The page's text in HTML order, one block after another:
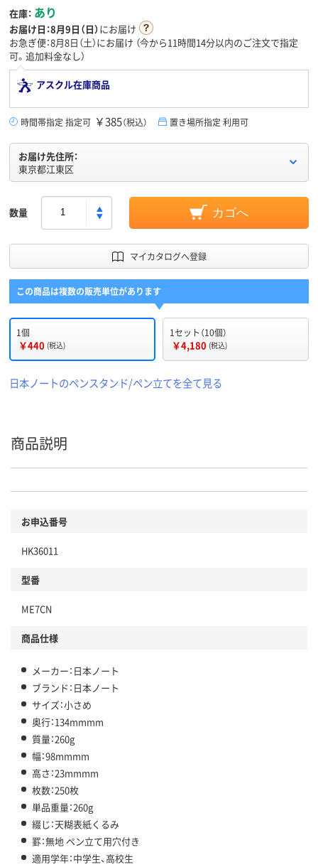
在庫： あり
お届け日：8月9日（日）にお届け
お急ぎ便：8月8日（土）にお届け （今から11時間14分以内のご注文で指定
可。追加料金なし）
アスクル在庫商品
時間帯指定 指定可 ￥385（税込） 置き場所指定 利用可
お届け先住所：
東京都江東区
数量 カゴへ
マイカタログへ登録
この商品は複数の販売単位があります
1個
￥440 (税込)
1セット（10個）
￥4,180 (税込)
日本ノートのペンスタンド/ペン立てを全て見る
商品説明
お申込番号
HK36011
型番
ME7CN
商品仕様
メーカー：日本ノート
ブランド：日本ノート
サイズ：小さめ
奥行：134mmmm
質量：260g
幅：98mmmm
高さ：23mmmm
枚数：250枚
単品重量：260g
綴じ：天糊表紙くるみ
罫：無地 ペン立て用穴付き
適用学年：中学生、高校生